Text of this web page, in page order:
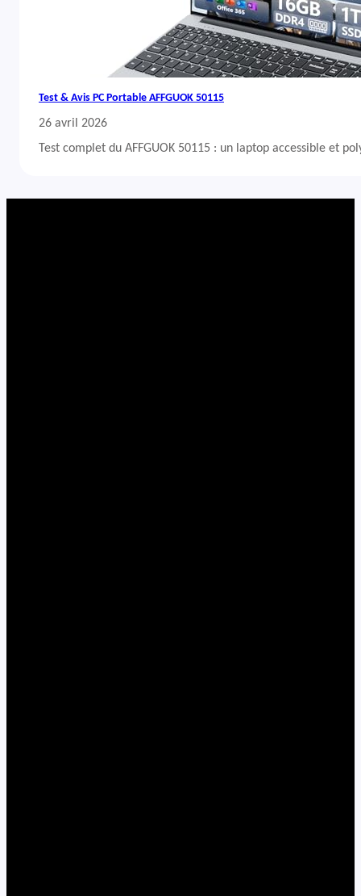
Test & Avis PC Portable AFFGUOK 50115
26 avril 2026
Test complet du AFFGUOK 50115 : un laptop accessible